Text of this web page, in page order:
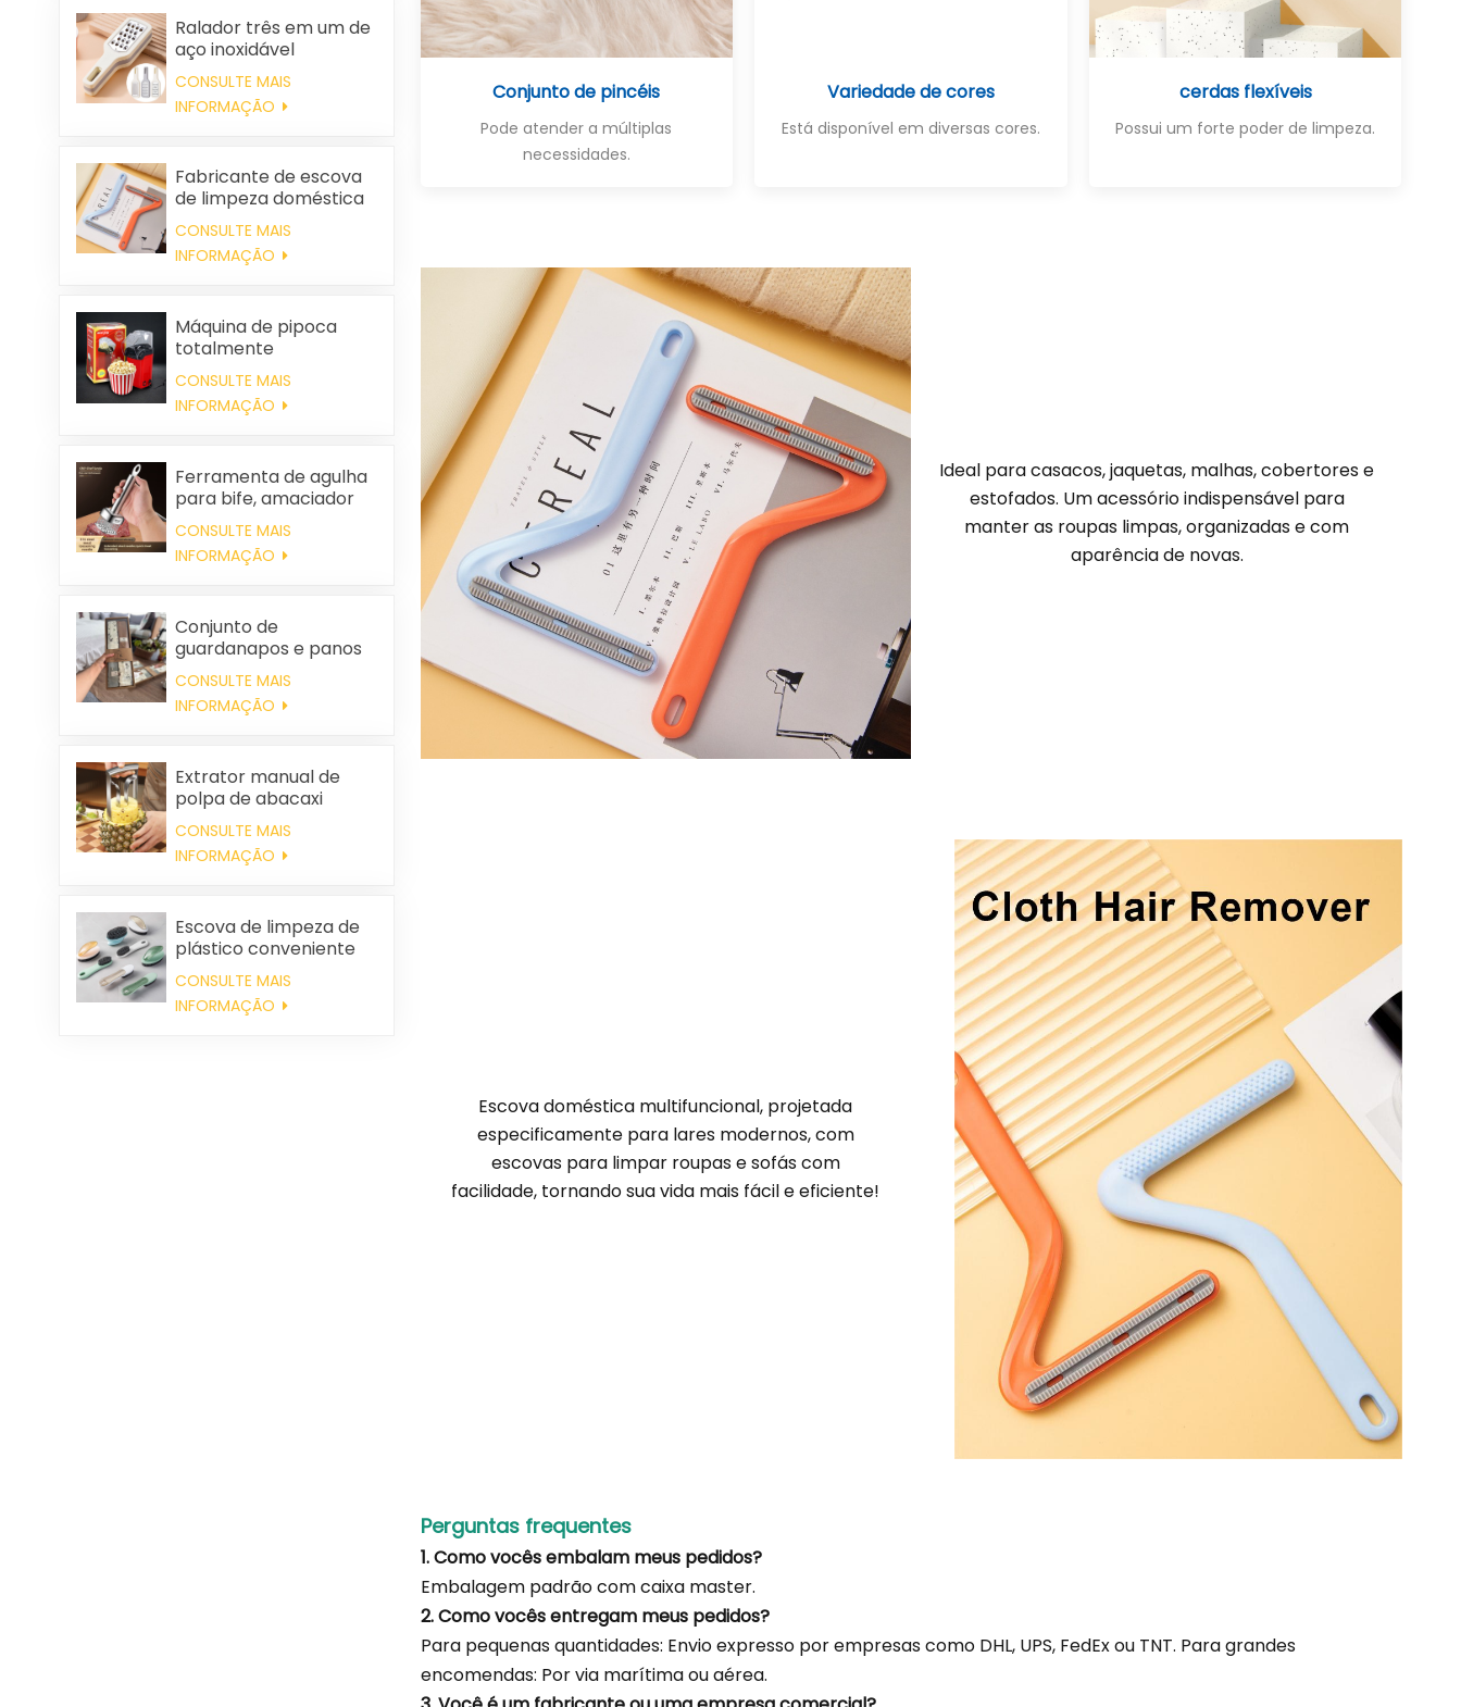
Ralador três em um de
aço inoxidável
CONSULTE MAIS
INFORMAÇÃO
Fabricante de escova
de limpeza doméstica
de plástico para
roupas, removedora de
pelos estáticos
CONSULTE MAIS
INFORMAÇÃO
Máquina de pipoca
totalmente
automática, portátil e
para uso doméstico.
CONSULTE MAIS
INFORMAÇÃO
Ferramenta de agulha
para bife, amaciador
de carne
CONSULTE MAIS
INFORMAÇÃO
Conjunto de
guardanapos e panos
de limpeza quadrados
de algodão
personalizados para
CONSULTE MAIS
INFORMAÇÃO
Extrator manual de
polpa de abacaxi
CONSULTE MAIS
INFORMAÇÃO
Escova de limpeza de
plástico conveniente
por atacado
CONSULTE MAIS
INFORMAÇÃO
Conjunto de pincéis
Pode atender a múltiplas
necessidades.
Variedade de cores
Está disponível em diversas cores.
cerdas flexíveis
Possui um forte poder de limpeza.
Ideal para casacos, jaquetas, malhas, cobertores e
estofados. Um acessório indispensável para
manter as roupas limpas, organizadas e com
aparência de novas.
Escova doméstica multifuncional, projetada
especificamente para lares modernos, com
escovas para limpar roupas e sofás com
facilidade, tornando sua vida mais fácil e eficiente!
Perguntas frequentes
1. Como vocês embalam meus pedidos?
Embalagem padrão com caixa master.
2. Como vocês entregam meus pedidos?
Para pequenas quantidades: Envio expresso por empresas como DHL, UPS, FedEx ou TNT. Para grandes
encomendas: Por via marítima ou aérea.